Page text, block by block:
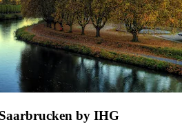
by IHG